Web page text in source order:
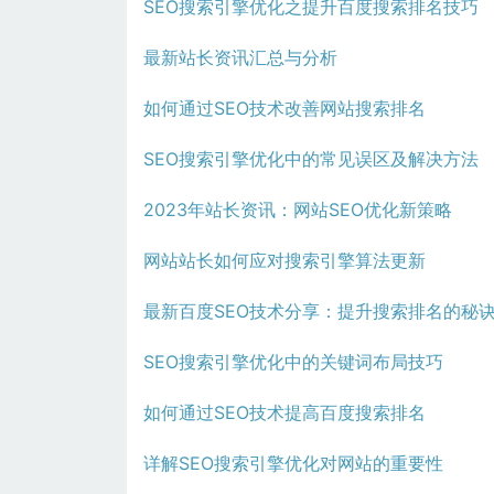
SEO搜索引擎优化之提升百度搜索排名技巧
最新站长资讯汇总与分析
如何通过SEO技术改善网站搜索排名
SEO搜索引擎优化中的常见误区及解决方法
2023年站长资讯：网站SEO优化新策略
网站站长如何应对搜索引擎算法更新
最新百度SEO技术分享：提升搜索排名的秘
SEO搜索引擎优化中的关键词布局技巧
如何通过SEO技术提高百度搜索排名
详解SEO搜索引擎优化对网站的重要性